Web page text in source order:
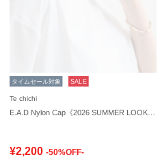
タイムセール対象 SALE
Te chichi
¥2,200 -50%OFF-